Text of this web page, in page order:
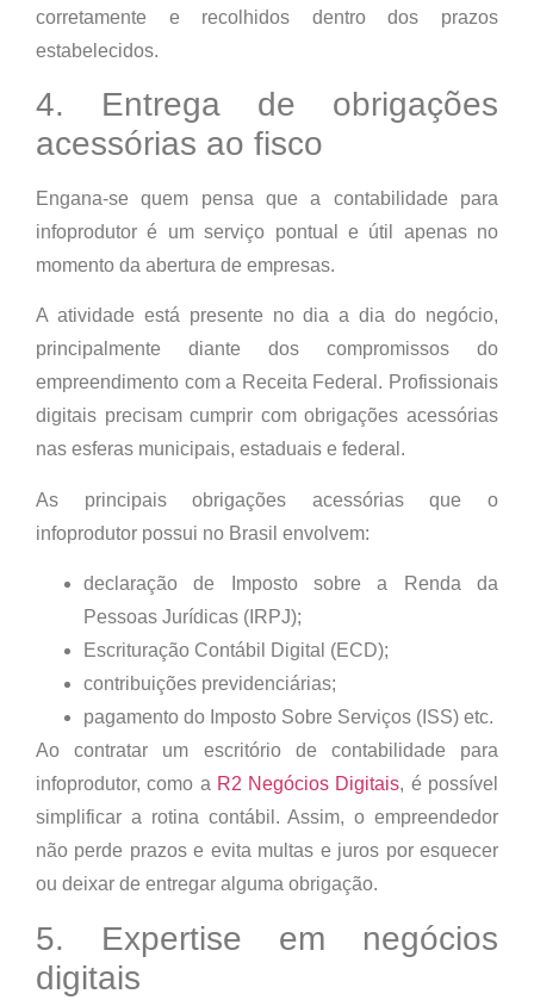
corretamente e recolhidos dentro dos prazos
estabelecidos.
4. Entrega de obrigações
acessórias ao fisco
Engana-se quem pensa que a contabilidade para
infoprodutor é um serviço pontual e útil apenas no
momento da abertura de empresas.
A atividade está presente no dia a dia do negócio,
principalmente diante dos compromissos do
empreendimento com a Receita Federal. Profissionais
digitais precisam cumprir com obrigações acessórias
nas esferas municipais, estaduais e federal.
As principais obrigações acessórias que o
infoprodutor possui no Brasil envolvem:
declaração de Imposto sobre a Renda da
Pessoas Jurídicas (IRPJ);
Escrituração Contábil Digital (ECD);
contribuições previdenciárias;
pagamento do Imposto Sobre Serviços (ISS) etc.
Ao contratar um escritório de contabilidade para
infoprodutor, como a R2 Negócios Digitais, é possível
simplificar a rotina contábil. Assim, o empreendedor
não perde prazos e evita multas e juros por esquecer
ou deixar de entregar alguma obrigação.
5. Expertise em negócios
digitais